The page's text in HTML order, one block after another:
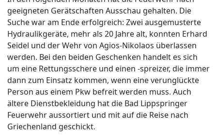
geeigneten Gerätschaften Ausschau gehalten. Die
Suche war am Ende erfolgreich: Zwei ausgemusterte
Hy­draulikgeräte, mehr als 20 Jahre alt, konnten Erhard
Seidel und der Wehr von Agios-Nikolaos überlassen
werden. Bei den beiden Geschenken handelt es sich
um eine Rettungsschere und einen -spreizer, die immer
dann zum Einsatz kommen, wenn eine verunglückte
Person aus einem Pkw befreit werden muss. Auch
ältere Dienstbekleidung hat die Bad Lippspringer
Feuerwehr aussortiert und mit auf die Reise nach
Griechenland geschickt.